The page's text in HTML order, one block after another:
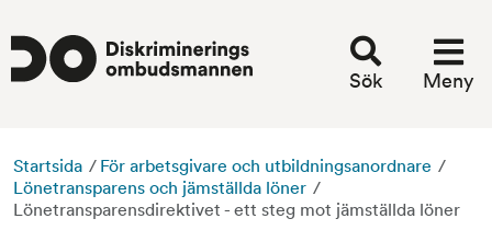
Sök Meny
Startsida / För arbetsgivare och utbildningsanordnare /
Lönetransparens och jämställda löner /
Lönetransparensdirektivet - ett steg mot jämställda löner